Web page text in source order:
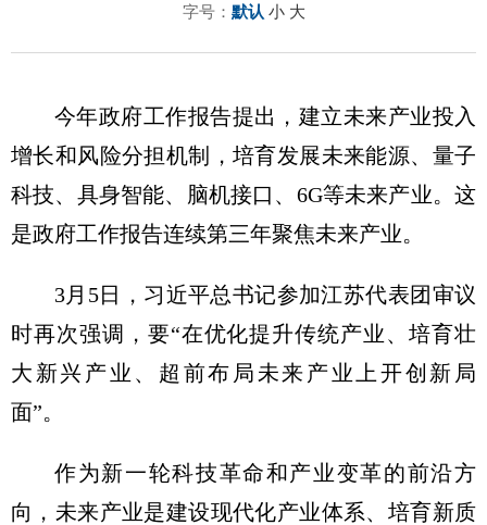
字号： 默认 小 大
今年政府工作报告提出，建立未来产业投入
增长和风险分担机制，培育发展未来能源、量子
科技、具身智能、脑机接口、6G等未来产业。这
是政府工作报告连续第三年聚焦未来产业。
3月5日，习近平总书记参加江苏代表团审议
时再次强调，要“在优化提升传统产业、培育壮
大新兴产业、超前布局未来产业上开创新局
面”。
作为新一轮科技革命和产业变革的前沿方
向，未来产业是建设现代化产业体系、培育新质